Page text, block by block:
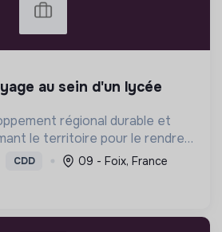
régional durable et
le territoire pour le rendre
énergie positive d'ici 2050.
CDD 09 - Foix, France